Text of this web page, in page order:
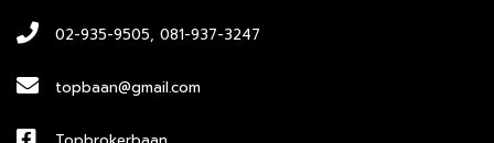
02-935-9505, 081-937-3247
topbaan@gmail.com